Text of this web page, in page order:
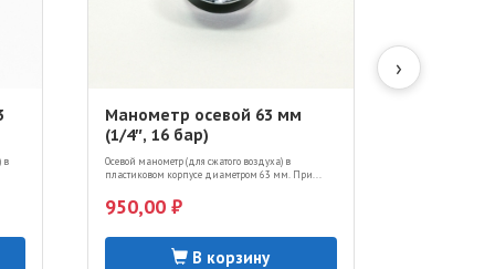
в
Манометр осевой 63 мм
(1/4″, 16 бар)
Осевой манометр (для сжатого воздуха) в
пластиковом корпусе диаметром 63 мм. При...
950,00 ₽
В корзину
›